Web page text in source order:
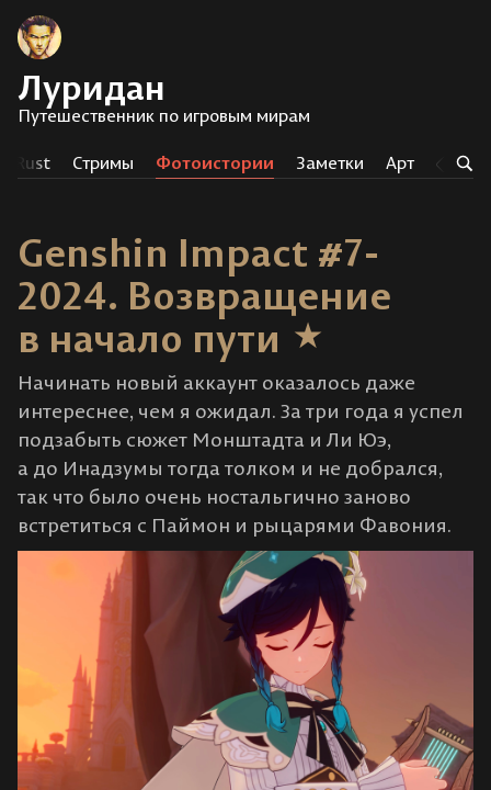
Луридан
Путешественник по игровым мирам
Rust Стримы Фотоистории Заметки Арт
Genshin Impact #7-
2024. Возвращение
в начало пути
Начинать новый аккаунт оказалось даже
интереснее, чем я ожидал. За три года я успел
подзабыть сюжет Монштадта и Ли Юэ,
а до Инадзумы тогда толком и не добрался,
так что было очень ностальгично заново
встретиться с Паймон и рыцарями Фавония.